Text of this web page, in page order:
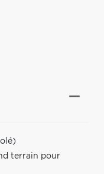
terrain pour